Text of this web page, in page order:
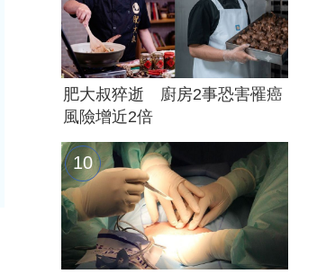
肥大叔猝逝 廚房2事恐害罹癌
風險增近2倍